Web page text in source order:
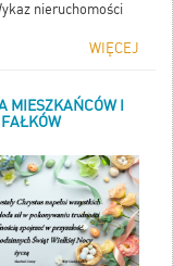
nieruchomości
WIĘCEJ
MIESZKAŃCÓW I
FAŁKÓW